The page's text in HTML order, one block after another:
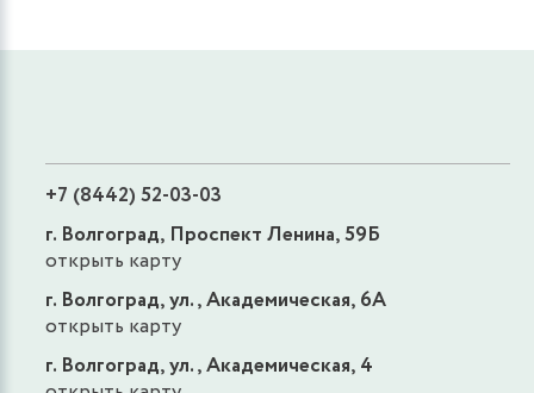
+7 (8442) 52-03-03
г. Волгоград, Проспект Ленина, 59Б
открыть карту
г. Волгоград, ул., Академическая, 6А
открыть карту
г. Волгоград, ул., Академическая, 4